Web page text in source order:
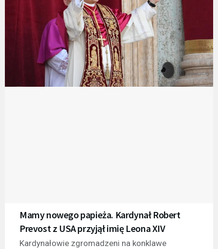
Mamy nowego papieża. Kardynał Robert
Prevost z USA przyjął imię Leona XIV
Kardynałowie zgromadzeni na konklawe